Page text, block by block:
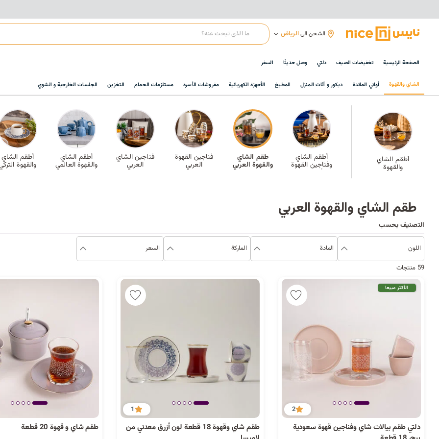
الشحن الىالرياض
الصفحة الرئيسية تخفيضات الصيف دلتي وصل حديثًا السفر
الشاي والقهوة أواني المائدة ديكور و أثاث المنزل المطبخ الأجهزة الكهربائية مفروشات الأسرة مستلزمات الحمام التخزين الجلسات الخارجية و الشوي
أطقم الشاي
والقهوة
أطقم الشاي
وفناجين القهوة
الأكثر مبيعًا
طقم الشاي
والقهوة العربي
فناجين القهوة
العربي
فناجين الشاي
العربي
أطقم الشاي
والقهوة العالمي
أطقم الشاي
والقهوة
طقم الشاي والقهوة العربي
التصنيف بحسب
اللون المادة الماركة السعر
59 منتجات
الأكثر مبيعا
2
دلتي طقم بيالات شاي وفناجين قهوة سعودية
1
طقم شاي وقهوة 18 قطعة لون أزرق معدني من
طقم شاي و قهوة 20 قطعة